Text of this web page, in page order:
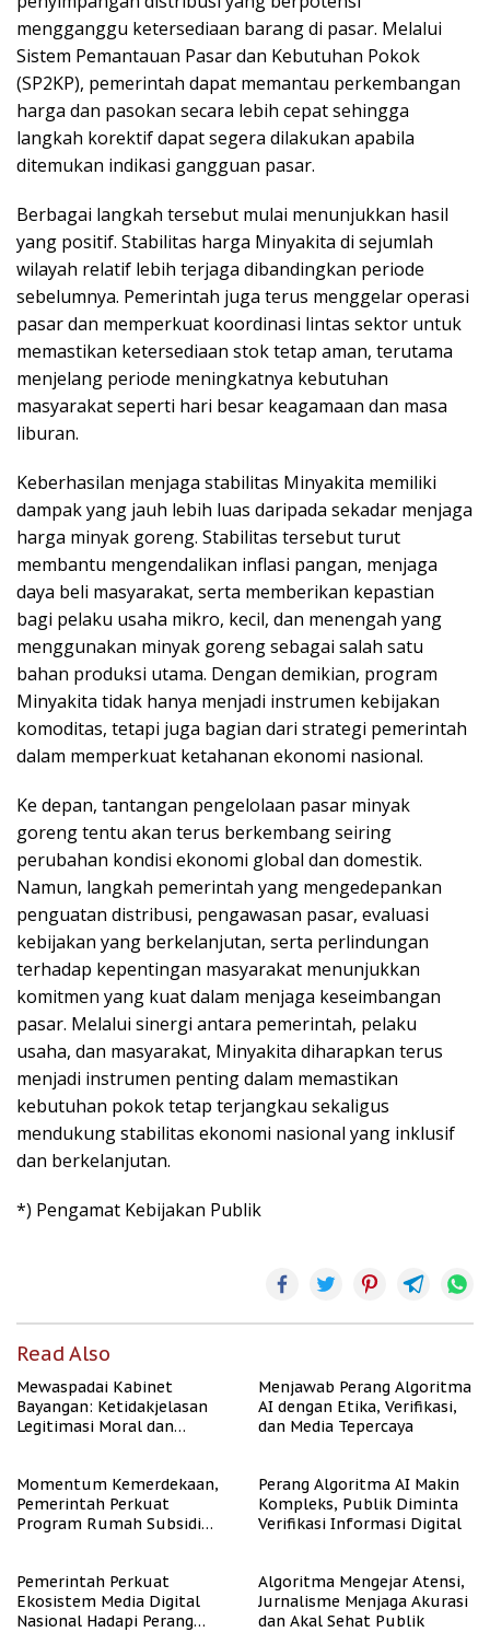
mengganggu ketersediaan barang di pasar. Melalui
Sistem Pemantauan Pasar dan Kebutuhan Pokok
(SP2KP), pemerintah dapat memantau perkembangan
harga dan pasokan secara lebih cepat sehingga
langkah korektif dapat segera dilakukan apabila
ditemukan indikasi gangguan pasar.
Berbagai langkah tersebut mulai menunjukkan hasil
yang positif. Stabilitas harga Minyakita di sejumlah
wilayah relatif lebih terjaga dibandingkan periode
sebelumnya. Pemerintah juga terus menggelar operasi
pasar dan memperkuat koordinasi lintas sektor untuk
memastikan ketersediaan stok tetap aman, terutama
menjelang periode meningkatnya kebutuhan
masyarakat seperti hari besar keagamaan dan masa
liburan.
Keberhasilan menjaga stabilitas Minyakita memiliki
dampak yang jauh lebih luas daripada sekadar menjaga
harga minyak goreng. Stabilitas tersebut turut
membantu mengendalikan inflasi pangan, menjaga
daya beli masyarakat, serta memberikan kepastian
bagi pelaku usaha mikro, kecil, dan menengah yang
menggunakan minyak goreng sebagai salah satu
bahan produksi utama. Dengan demikian, program
Minyakita tidak hanya menjadi instrumen kebijakan
komoditas, tetapi juga bagian dari strategi pemerintah
dalam memperkuat ketahanan ekonomi nasional.
Ke depan, tantangan pengelolaan pasar minyak
goreng tentu akan terus berkembang seiring
perubahan kondisi ekonomi global dan domestik.
Namun, langkah pemerintah yang mengedepankan
penguatan distribusi, pengawasan pasar, evaluasi
kebijakan yang berkelanjutan, serta perlindungan
terhadap kepentingan masyarakat menunjukkan
komitmen yang kuat dalam menjaga keseimbangan
pasar. Melalui sinergi antara pemerintah, pelaku
usaha, dan masyarakat, Minyakita diharapkan terus
menjadi instrumen penting dalam memastikan
kebutuhan pokok tetap terjangkau sekaligus
mendukung stabilitas ekonomi nasional yang inklusif
dan berkelanjutan.
*) Pengamat Kebijakan Publik
Read Also
Mewaspadai Kabinet
Bayangan: Ketidakjelasan
Legitimasi Moral dan
Menjawab Perang Algoritma
AI dengan Etika, Verifikasi,
dan Media Tepercaya
Momentum Kemerdekaan,
Pemerintah Perkuat
Program Rumah Subsidi
Perang Algoritma AI Makin
Kompleks, Publik Diminta
Verifikasi Informasi Digital
Pemerintah Perkuat
Ekosistem Media Digital
Nasional Hadapi Perang
Algoritma Mengejar Atensi,
Jurnalisme Menjaga Akurasi
dan Akal Sehat Publik